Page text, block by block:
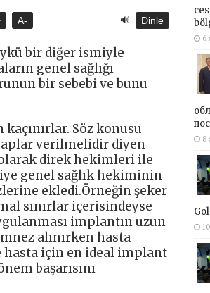
A- 🔊 Dinle
bir diğer ismiyle
genel sağlığı
bir sebebi ve bunu
Söz konusu
verilmelidir diyen
direk hekimleri ile
genel sağlık hekiminin
ekledi.Örneğin şeker
sınırlar içerisindeyse
implantın uzun
alınırken hasta
hasta için en ideal implant
başarısını
6
8